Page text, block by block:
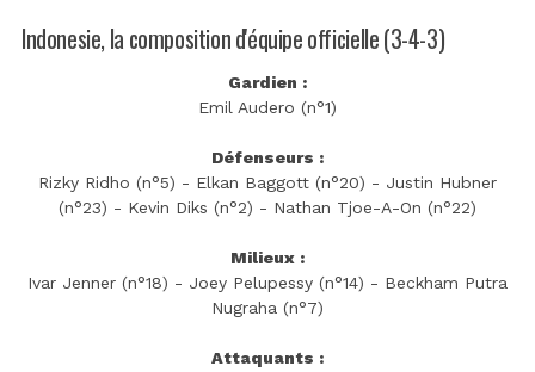
Indonesie, la composition d'équipe officielle (3-4-3)
Gardien :
Emil Audero (n°1)
Défenseurs :
Rizky Ridho (n°5) - Elkan Baggott (n°20) - Justin Hubner
(n°23) - Kevin Diks (n°2) - Nathan Tjoe-A-On (n°22)
Milieux :
Ivar Jenner (n°18) - Joey Pelupessy (n°14) - Beckham Putra
Nugraha (n°7)
Attaquants :